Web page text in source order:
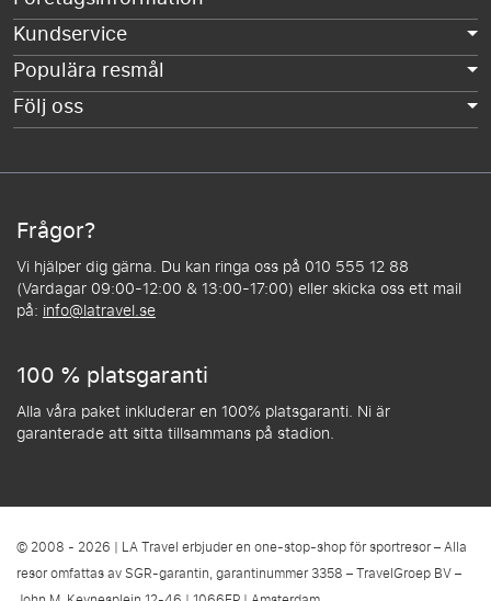
Kundservice
Populära resmål
Följ oss
Frågor?
Vi hjälper dig gärna. Du kan ringa oss på 010 555 12 88
(Vardagar 09:00-12:00 & 13:00-17:00) eller skicka oss ett mail
på: info@latravel.se
100 % platsgaranti
Alla våra paket inkluderar en 100% platsgaranti. Ni är
garanterade att sitta tillsammans på stadion.
© 2008 - 2026 | LA Travel erbjuder en one-stop-shop för sportresor – Alla
resor omfattas av SGR-garantin, garantinummer 3358 – TravelGroep BV –